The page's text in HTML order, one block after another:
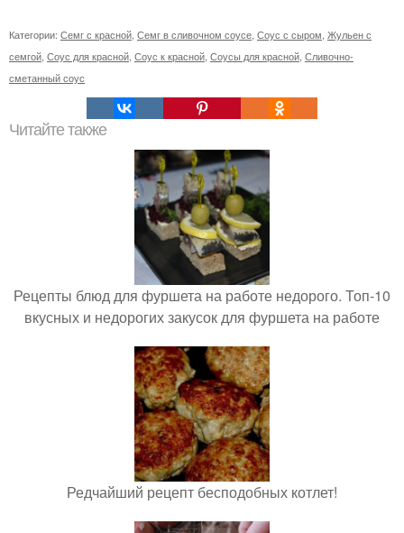
Категории: Семг с красной Семг в сливочном соусе Соус с сыром Жульен с
семгой Соус для красной Соус к красной Соусы для красной Сливочно-
сметанный соус
Читайте также
Рецепты блюд для фуршета на работе недорого. Топ-10
вкусных и недорогих закусок для фуршета на работе
Редчайший рецепт бесподобных котлет!